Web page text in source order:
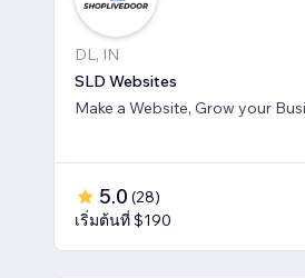
DL, IN
SLD Websites
Make a Website, Grow your
5.0 (28)
เริ่มต้นที่ $190